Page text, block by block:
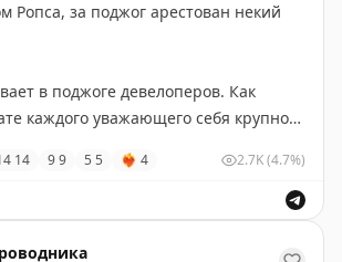
Ропса, за поджог арестован некий
в поджоге девелоперов. Как
каждого уважающего себя крупного
14 99 5 5 ❤‍🔥 4 2.7K(4.7%)